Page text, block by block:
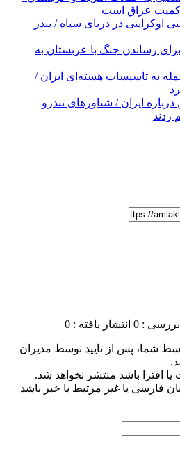
عراق است
اوکراینی در دریای سیاه / بندر
برای رساندن جنگ با عربستان به
به تاسیسات هسته‌ای ایران /
ایران / شناورهای تندرو
زدند
: 0 انتشار یافته : 0
شما، پس از تایید توسط مدیران
افترا باشد منتشر نخواهد شد.
فارسی یا غیر مرتبط با خبر باشد